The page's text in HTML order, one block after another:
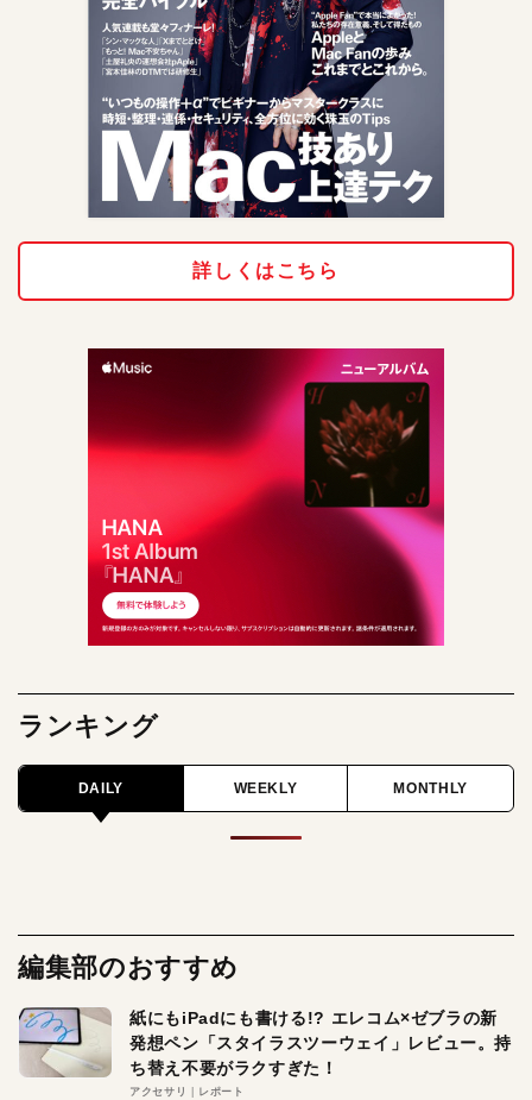
詳しくはこちら
ランキング
DAILY WEEKLY MONTHLY
編集部のおすすめ
紙にもiPadにも書ける!? エレコム×ゼブラの新
発想ペン「スタイラスツーウェイ」レビュー。持
ち替え不要がラクすぎた！
アクセサリ レポート